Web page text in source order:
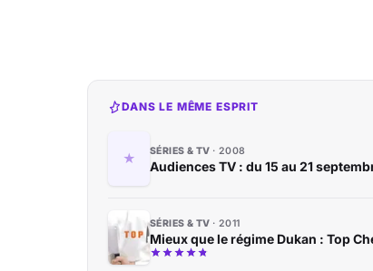
DANS LE MÊME ESPRIT
SÉRIES & TV 2008
Audiences TV : du 15 au 21
SÉRIES & TV 2011
Mieux que le régime Dukan : Top